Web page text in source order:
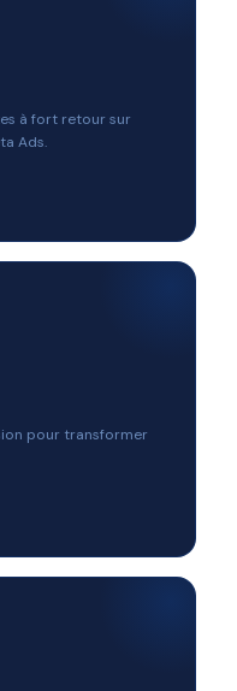
à fort retour sur
Ads.
pour transformer